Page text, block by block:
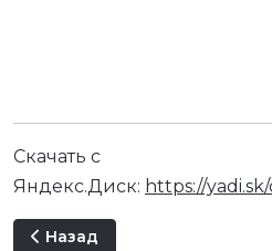
Скачать с
Яндекс.Диск: https://
Предыдущий: Урок:
Назад